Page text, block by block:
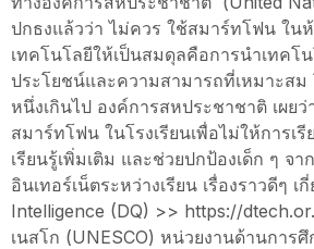
ปกธงแล้วว่า ไม่ควร ใช้สมาร์ทโฟน ในห้
เทคโนโลยีให้เป็นสมดุลคือการนำเทคโ
ประโยชน์และความสามารถที่เหมาะสม
หนึ่งเกินไป องค์การสหประชาชาติ เผย
สมาร์ทโฟน ในโรงเรียนเพื่อไม่ให้การเ
เรียนรู้เพิ่มเติม และช่วยปกป้องเด็ก ๆ จ
อินเทอร์เน็ตระหว่างเรียน เรื่องราวดีๆ เ
Intelligence (DQ) >> https://
เนสโก (UNESCO) หน่วยงานด้านการ